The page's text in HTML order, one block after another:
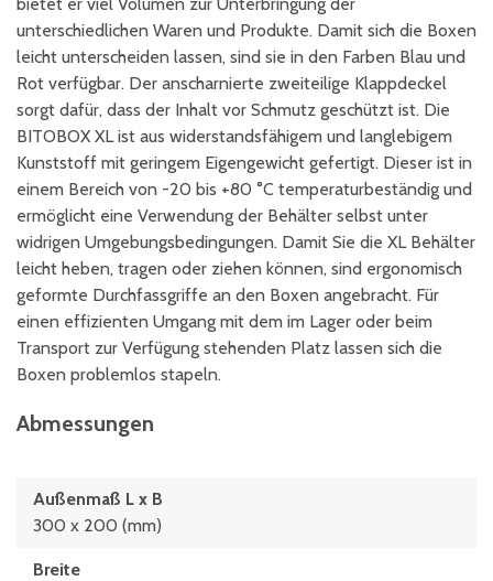
unterschiedlichen Waren und Produkte. Damit sich die Boxen
leicht unterscheiden lassen, sind sie in den Farben Blau und
Rot verfügbar. Der anscharnierte zweiteilige Klappdeckel
sorgt dafür, dass der Inhalt vor Schmutz geschützt ist. Die
BITOBOX XL ist aus widerstandsfähigem und langlebigem
Kunststoff mit geringem Eigengewicht gefertigt. Dieser ist in
einem Bereich von -20 bis +80 °C temperaturbeständig und
ermöglicht eine Verwendung der Behälter selbst unter
widrigen Umgebungsbedingungen. Damit Sie die XL Behälter
leicht heben, tragen oder ziehen können, sind ergonomisch
geformte Durchfassgriffe an den Boxen angebracht. Für
einen effizienten Umgang mit dem im Lager oder beim
Transport zur Verfügung stehenden Platz lassen sich die
Boxen problemlos stapeln.
Abmessungen
Außenmaß L x B
300 x 200 (mm)
Breite